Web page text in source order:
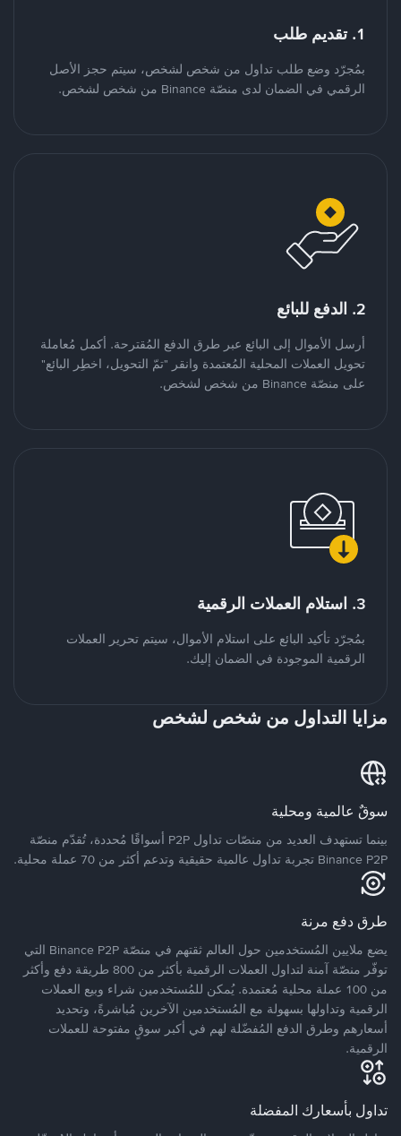
1. تقديم طلب
بمُجرّد وضع طلب تداول من شخص لشخص، سيتم حجز الأصل
الرقمي في الضمان لدى منصّة Binance من شخص لشخص.
2. الدفع للبائع
أرسل الأموال إلى البائع عبر طرق الدفع المُقترحة. أكمل مُعاملة
تحويل العملات المحلية المُعتمدة وانقر "تمّ التحويل، اخطِر البائع"
على منصّة Binance من شخص لشخص.
3. استلام العملات الرقمية
بمُجرّد تأكيد البائع على استلام الأموال، سيتم تحرير العملات
الرقمية الموجودة في الضمان إليك.
مزايا التداول من شخص لشخص
سوقٌ عالمية ومحلية
بينما تستهدف العديد من منصّات تداول P2P أسواقًا مُحددة، تُقدّم منصّة
Binance P2P تجربة تداول عالمية حقيقية وتدعم أكثر من 70 عملة محلية.
طرق دفع مرنة
يضع ملايين المُستخدمين حول العالم ثقتهم في منصّة Binance P2P التي
توفّر منصّة آمنة لتداول العملات الرقمية بأكثر من 800 طريقة دفع وأكثر
من 100 عملة محلية مُعتمدة. يُمكن للمُستخدمين شراء وبيع العملات
الرقمية وتداولها بسهولة مع المُستخدمين الآخرين مُباشرةً، وتحديد
أسعارهم وطرق الدفع المُفضّلة لهم في أكبر سوقٍ مفتوحة للعملات
الرقمية.
تداول بأسعارك المفضلة